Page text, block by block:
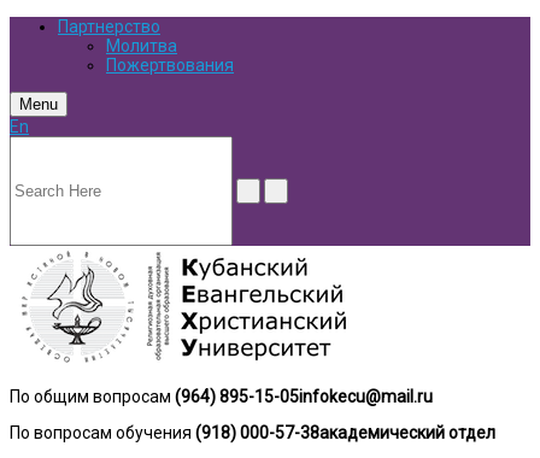
Партнерство
Молитва
Пожертвования
Menu
En
По общим вопросам (964) 895-15-05infokecu@mail.ru
По вопросам обучения (918) 000-57-38академический отдел